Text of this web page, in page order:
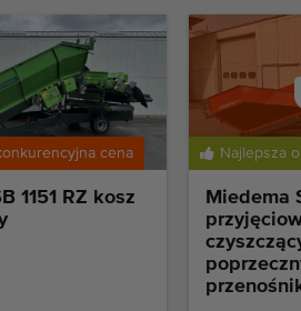
cena
1151 RZ kosz
Najlepsza
Miedema